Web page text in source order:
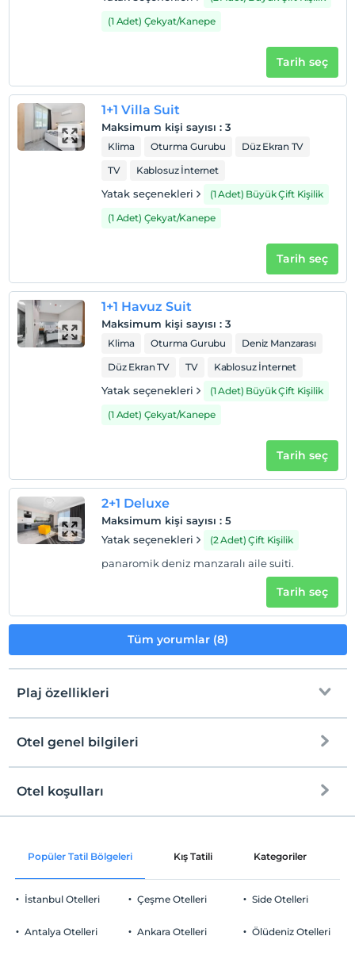
(1 Adet) Çekyat/Kanepe
Tarih seç
1+1 Villa Suit
Maksimum kişi sayısı : 3
Klima Oturma Gurubu
Düz Ekran TV
TV
Kablosuz İnternet
Yatak seçenekleri
(1 Adet) Büyük Çift Kişilik
(1 Adet) Çekyat/Kanepe
Tarih seç
1+1 Havuz Suit
Maksimum kişi sayısı : 3
Klima Oturma Gurubu
Deniz Manzarası
Düz Ekran TV
TV Kablosuz İnternet
Yatak seçenekleri
(1 Adet) Büyük Çift Kişilik
(1 Adet) Çekyat/Kanepe
Tarih seç
2+1 Deluxe
Maksimum kişi sayısı : 5
Yatak seçenekleri
(2 Adet) Çift Kişilik
panaromik deniz manzaralı aile suiti.
Tarih seç
Tüm yorumlar (8)
Plaj özellikleri
Plaja 500 metre mesafededir
Kum plaj
Otel genel bilgileri
Ortak alanlar ve tüm odalar
Otel koşulları
Check/in
Check/out
En geç saat 12:00 ve öncesi
Evcil Hayvan
Popüler Tatil Bölgeleri Kış Tatili Kategoriler
İstanbul Otelleri
Antalya Otelleri
Çeşme Otelleri
Ankara Otelleri
Side Otelleri
Ölüdeniz Otelleri